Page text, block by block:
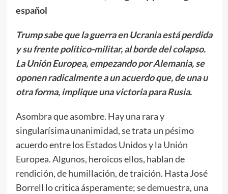
español
Trump sabe que la guerra en Ucrania está perdida
y su frente político-militar, al borde del colapso.
La Unión Europea, empezando por Alemania, se
oponen radicalmente a un acuerdo que, de una u
otra forma, implique una victoria para Rusia.
Asombra que asombre. Hay una rara y
singularísima unanimidad, se trata un pésimo
acuerdo entre los Estados Unidos y la Unión
Europea. Algunos, heroicos ellos, hablan de
rendición, de humillación, de traición. Hasta José
Borrell lo critica ásperamente; se demuestra, una